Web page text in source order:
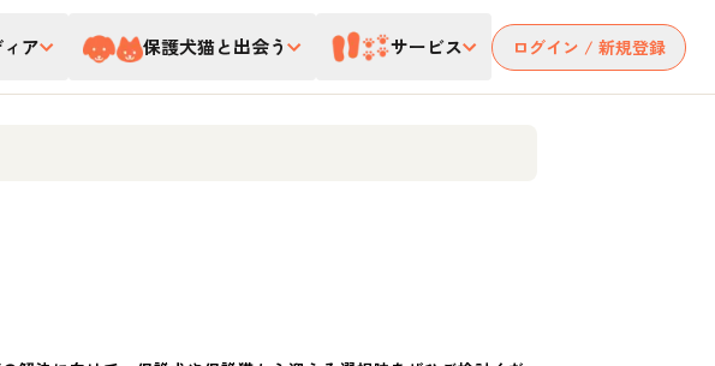
ア 保護犬猫と出会う サービス ログイン / 新規登録